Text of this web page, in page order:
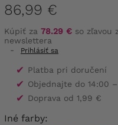
86,99 €
Kúpiť za 78.29 € so zľavou
newslettera
-
Prihlásiť sa
✔ Platba pri doručení
✔ Objednajte do 14:00
✔ Doprava od 1,99 €
Iné farby: